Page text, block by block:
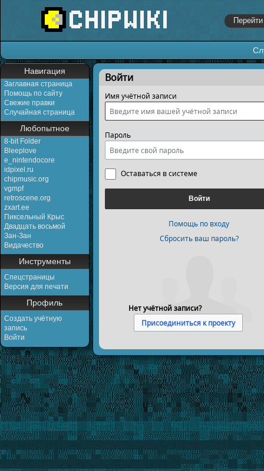
Навигация
Заглавная страница
Помощь по сайту
Свежие правки
Случайная страница
Любопытное
8-bit Folder
Bleeplove
e_nintendocore
idpixel.ru
chipmusic.org
vgmpf
retroscene.org
zxart.ee
Пиксельный Крыс
Двадцать восьмой
Зан-Зан
Видачество
Инструменты
Спецстраницы
Версия для печати
Профиль
Создать учётную
запись
Войти
Перейти к:навигация,поиск
Войти
Имя учётной записи
Пароль
Оставаться в системе
Войти
Помощь по входу
Сбросить ваш пароль?
Нет учётной записи?
Присоединиться к проекту